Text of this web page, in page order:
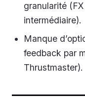
granularité
intermédiaire).
Manque
feedback par
Thrustmaster).